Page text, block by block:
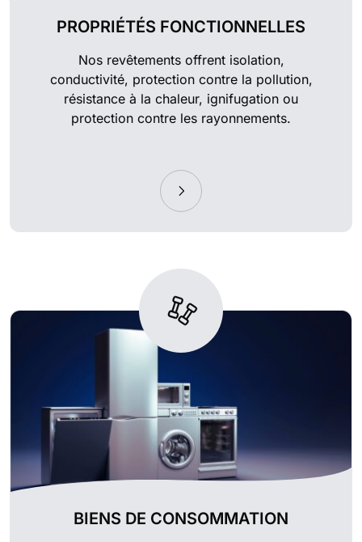
PROPRIÉTÉS FONCTIONNELLES
Nos revêtements offrent isolation,
conductivité, protection contre la pollution,
résistance à la chaleur, ignifugation ou
protection contre les rayonnements.
BIENS DE CONSOMMATION